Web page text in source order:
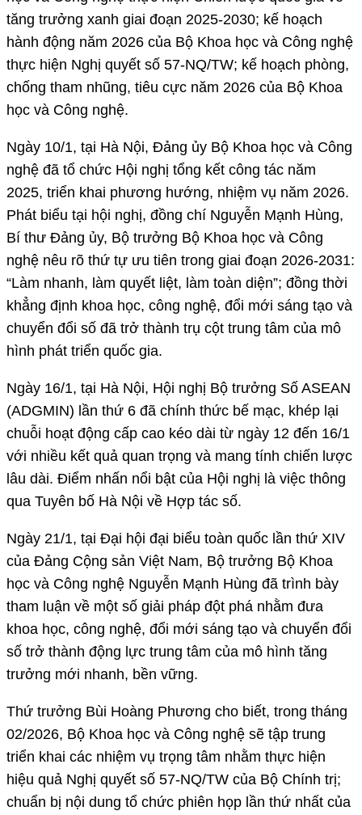
tăng trưởng xanh giai đoạn 2025-2030; kế hoạch
hành động năm 2026 của Bộ Khoa học và Công nghệ
thực hiện Nghị quyết số 57-NQ/TW; kế hoạch phòng,
chống tham nhũng, tiêu cực năm 2026 của Bộ Khoa
học và Công nghệ.
Ngày 10/1, tại Hà Nội, Đảng ủy Bộ Khoa học và Công
nghệ đã tổ chức Hội nghị tổng kết công tác năm
2025, triển khai phương hướng, nhiệm vụ năm 2026.
Phát biểu tại hội nghị, đồng chí Nguyễn Mạnh Hùng,
Bí thư Đảng ủy, Bộ trưởng Bộ Khoa học và Công
nghệ nêu rõ thứ tự ưu tiên trong giai đoạn 2026-2031:
“Làm nhanh, làm quyết liệt, làm toàn diện”; đồng thời
khẳng định khoa học, công nghệ, đổi mới sáng tạo và
chuyển đổi số đã trở thành trụ cột trung tâm của mô
hình phát triển quốc gia.
Ngày 16/1, tại Hà Nội, Hội nghị Bộ trưởng Số ASEAN
(ADGMIN) lần thứ 6 đã chính thức bế mạc, khép lại
chuỗi hoạt động cấp cao kéo dài từ ngày 12 đến 16/1
với nhiều kết quả quan trọng và mang tính chiến lược
lâu dài. Điểm nhấn nổi bật của Hội nghị là việc thông
qua Tuyên bố Hà Nội về Hợp tác số.
Ngày 21/1, tại Đại hội đại biểu toàn quốc lần thứ XIV
của Đảng Cộng sản Việt Nam, Bộ trưởng Bộ Khoa
học và Công nghệ Nguyễn Mạnh Hùng đã trình bày
tham luận về một số giải pháp đột phá nhằm đưa
khoa học, công nghệ, đổi mới sáng tạo và chuyển đổi
số trở thành động lực trung tâm của mô hình tăng
trưởng mới nhanh, bền vững.
Thứ trưởng Bùi Hoàng Phương cho biết, trong tháng
02/2026, Bộ Khoa học và Công nghệ sẽ tập trung
triển khai các nhiệm vụ trọng tâm nhằm thực hiện
hiệu quả Nghị quyết số 57-NQ/TW của Bộ Chính trị;
chuẩn bị nội dung tổ chức phiên họp lần thứ nhất của